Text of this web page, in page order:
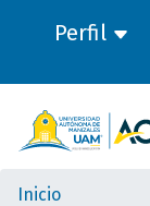
Perfil
Inicio